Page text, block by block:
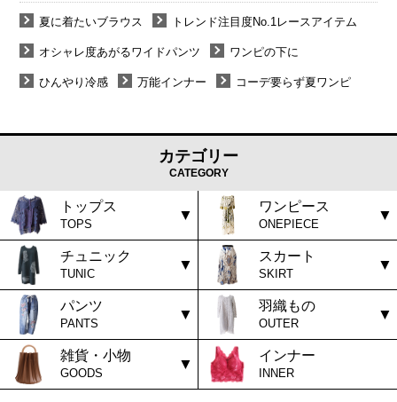
夏に着たいブラウス トレンド注目度No.1レースアイテム
オシャレ度あがるワイドパンツ ワンピの下に
ひんやり冷感 万能インナー コーデ要らず夏ワンピ
カテゴリー
CATEGORY
トップス
TOPS
ワンピース
ONEPIECE
チュニック
TUNIC
スカート
SKIRT
パンツ
PANTS
羽織もの
OUTER
雑貨・小物
GOODS
インナー
INNER